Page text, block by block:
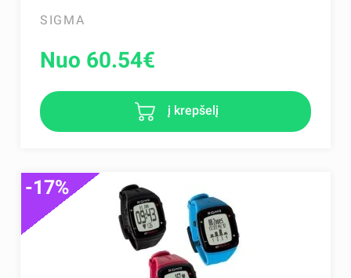
SIGMA
Nuo 60.54€
į krepšelį
-17%